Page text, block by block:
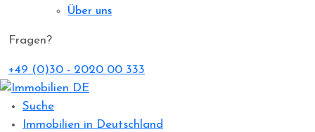
Über uns
Fragen?
+49 (0)30 - 2020 00 333
Suche
Immobilien in Deutschland